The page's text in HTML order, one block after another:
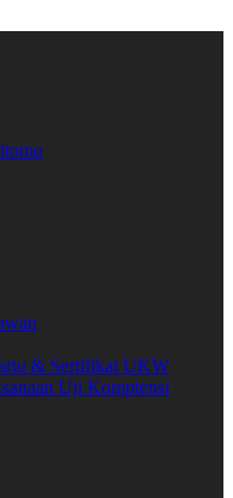
& Sertifikat UKW
Uji Komptensi